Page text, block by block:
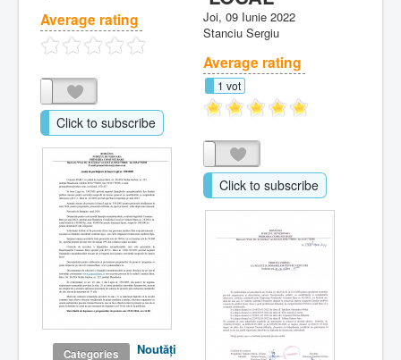
Average rating
Click to subscribe
Categories Noutăţi
Joi, 09 Iunie 2022
Stanciu Sergiu
Average rating
1 vot
Click to subscribe